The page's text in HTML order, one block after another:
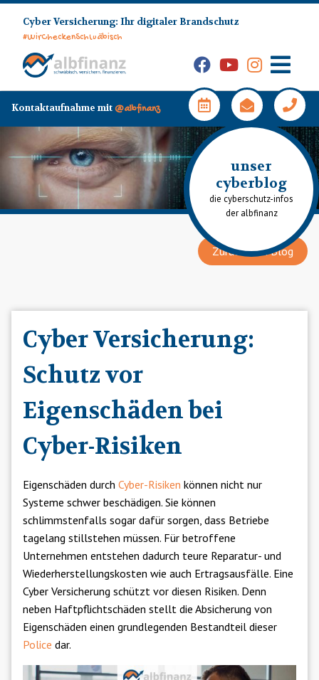
content
Cyber Versicherung: Ihr digitaler Brandschutz
#WirCheckenSchwäbisch
FacebookYouTubeInstagram
unser
cyberblog
die cyberschutz-infos
der albfinanz
Zurück zum Blog
Cyber Versicherung:
Schutz vor
Eigenschäden bei
Cyber-Risiken
Eigenschäden durch Cyber-Risiken können nicht nur
Systeme schwer beschädigen. Sie können
schlimmstenfalls sogar dafür sorgen, dass Betriebe
tagelang stillstehen müssen. Für betroffene
Unternehmen entstehen dadurch teure Reparatur- und
Wiederherstellungskosten wie auch Ertragsausfälle. Eine
Cyber Versicherung schützt vor diesen Risiken. Denn
neben Haftpflichtschäden stellt die Absicherung von
Eigenschäden einen grundlegenden Bestandteil dieser
Police dar.
Kontaktaufnahme mit @albfinanz